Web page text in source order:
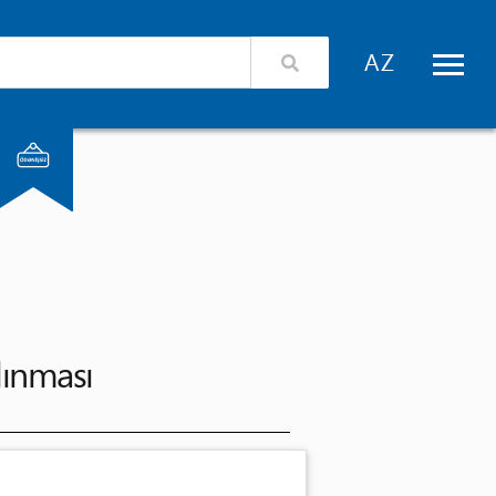
Xidmət təminatçıları üçün giriş